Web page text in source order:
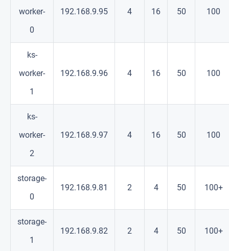
worker-
0
192.168.9.95 4 16 50 100
ks-
worker-
1
192.168.9.96 4 16 50 100
ks-
worker-
2
192.168.9.97 4 16 50 100
storage-
0
192.168.9.81 2 4 50 100+
storage-
1
192.168.9.82 2 4 50 100+